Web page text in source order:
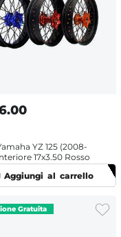
YZ 125 (2008-
17x3.50 Rosso